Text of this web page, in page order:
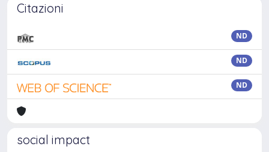
Citazioni
ND
ND
ND
social impact